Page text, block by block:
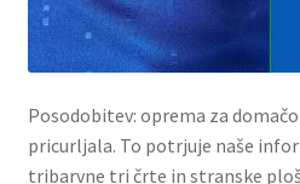
Posodobitev: oprema za
pricurljala. To potrjuje naše
tribarvne tri črte in stranske